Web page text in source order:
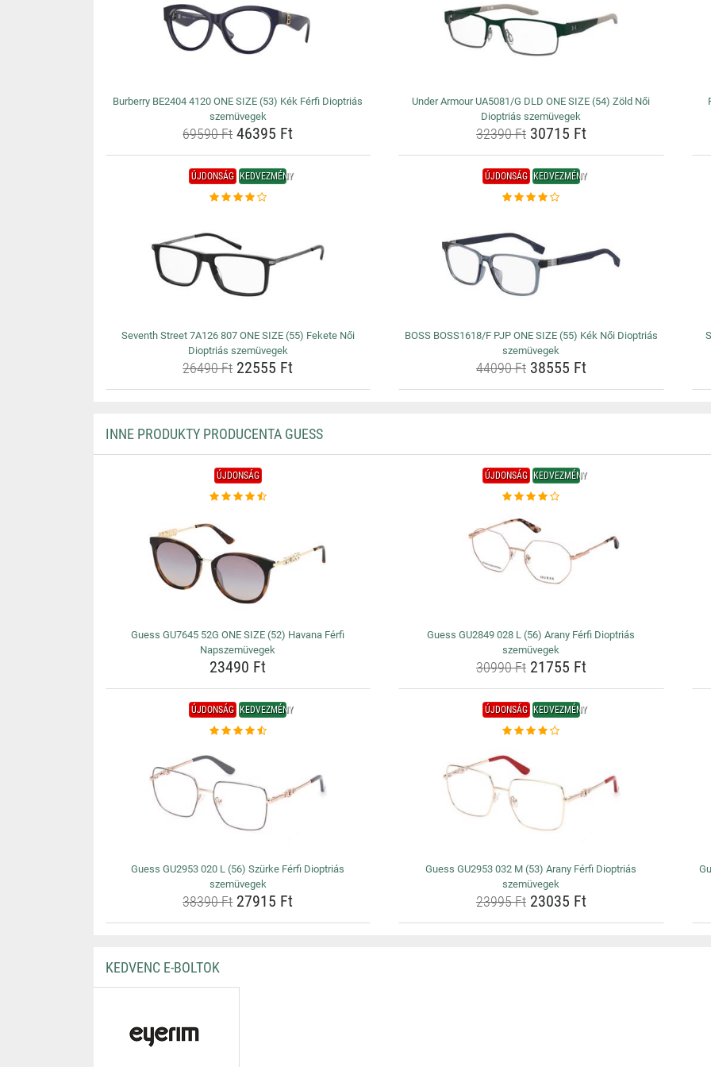
Burberry BE2404 4120 ONE SIZE (53) Kék Férfi Dioptriás
szemüvegek
69590 Ft46395 Ft
Under Armour UA5081/G DLD ONE SIZE (54) Zöld Női
Dioptriás szemüvegek
32390 Ft30715 Ft
ÚJDONSÁG KEDVEZMÉNY
Seventh Street 7A126 807 ONE SIZE (55) Fekete Női
Dioptriás szemüvegek
26490 Ft22555 Ft
ÚJDONSÁG KEDVEZMÉNY
BOSS BOSS1618/F PJP ONE SIZE (55) Kék Női Dioptriás
szemüvegek
44090 Ft38555 Ft
INNE PRODUKTY PRODUCENTA GUESS
ÚJDONSÁG
Guess GU7645 52G ONE SIZE (52) Havana Férfi
Napszemüvegek
23490 Ft
ÚJDONSÁG KEDVEZMÉNY
Guess GU2849 028 L (56) Arany Férfi Dioptriás
szemüvegek
30990 Ft21755 Ft
ÚJDONSÁG KEDVEZMÉNY
Guess GU2953 020 L (56) Szürke Férfi Dioptriás
szemüvegek
38390 Ft27915 Ft
ÚJDONSÁG KEDVEZMÉNY
Guess GU2953 032 M (53) Arany Férfi Dioptriás
szemüvegek
23995 Ft23035 Ft
KEDVENC E-BOLTOK